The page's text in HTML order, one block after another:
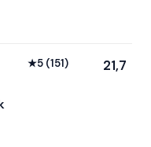
★5 (151) 21,7